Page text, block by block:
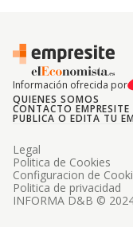
Información ofrecida por
QUIENES SOMOS
CONTACTO EMPRESITE
PUBLICA O EDITA TU
INFORMA D&B ©
Legal
Politica de Cookies
Configuracion de
Politica de privacidad